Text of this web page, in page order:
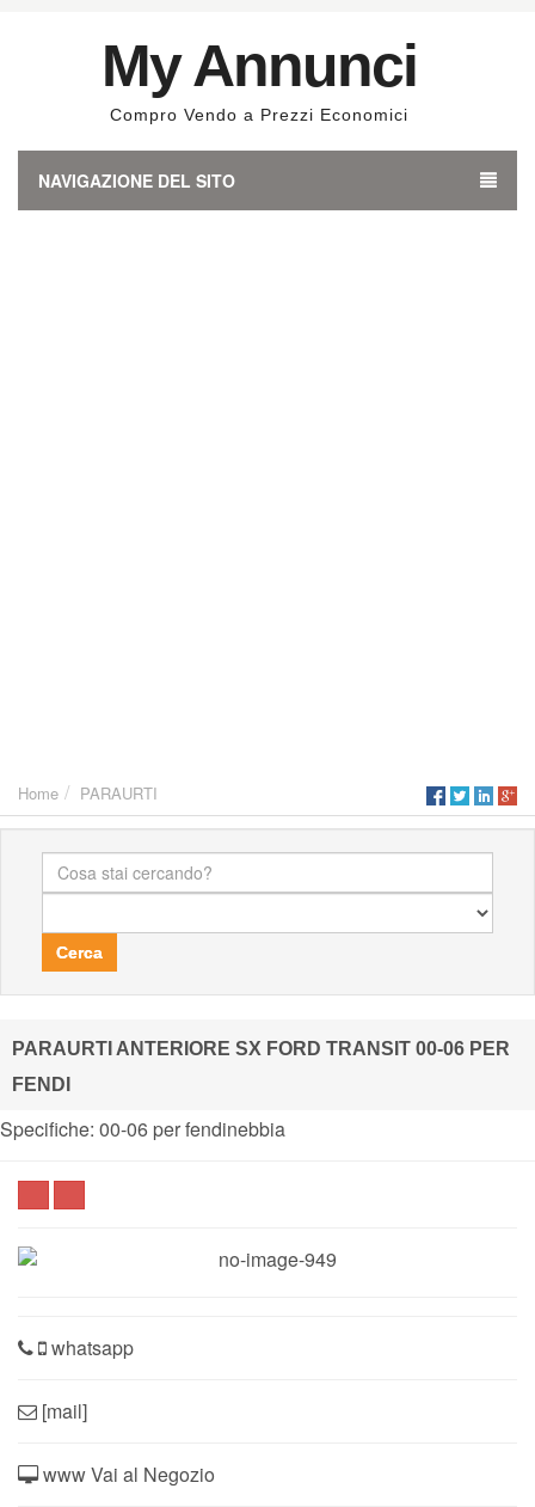
My Annunci
Compro Vendo a Prezzi Economici
NAVIGAZIONE DEL SITO
Home PARAURTI
Cerca
PARAURTI ANTERIORE SX FORD TRANSIT 00-06 PER
FENDI
Specifiche: 00-06 per fendinebbia
whatsapp
[mail]
www Vai al Negozio